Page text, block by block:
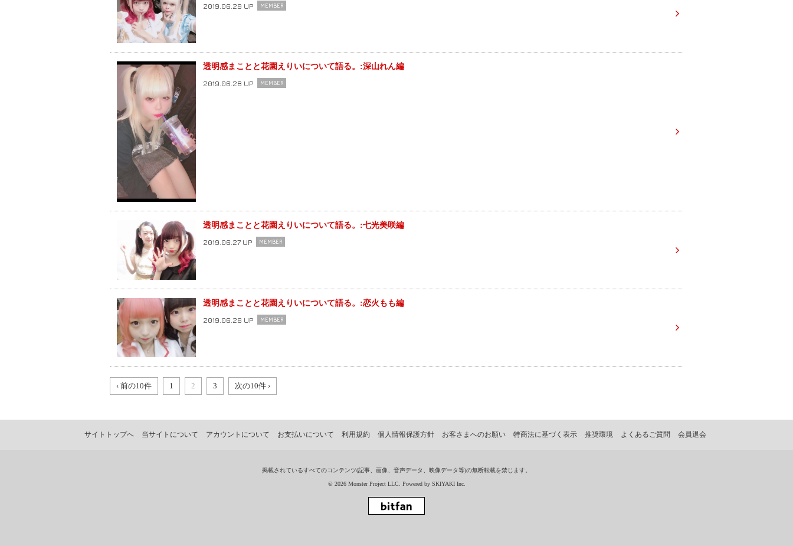
2019.06.29 UP MEMBER
透明感まことと花園えりいについて語る。:深山れん編
2019.06.28 UP MEMBER
透明感まことと花園えりいについて語る。:七光美咲編
2019.06.27 UP MEMBER
透明感まことと花園えりいについて語る。:恋火もも編
2019.06.26 UP MEMBER
‹ 前の10件 1 2 3 次の10件 ›
サイトトップへ 当サイトについて アカウントについて お支払いについて 利用規約 個人情報保護方針 お客さまへのお願い 特商法に基づく表示 推奨環境 よくあるご質問 会員退会
掲載されているすべてのコンテンツ(記事、画像、音声データ、映像データ等)の無断転載を禁じます。
© 2026 Monster Project LLC. Powered by SKIYAKI Inc.